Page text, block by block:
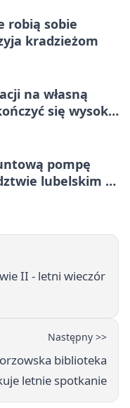
robią sobie
kradzieżom
na własną
się wysoką
pompę
lubelskim -
II - letni wieczór
Następny >>
biblioteka
letnie spotkanie